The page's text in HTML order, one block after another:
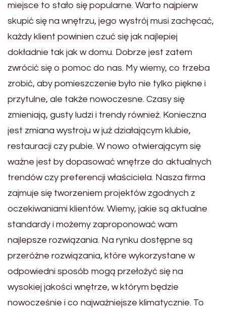
miejsce to stało się popularne. Warto najpierw
skupić się na wnętrzu, jego wystrój musi zachęcać,
każdy klient powinien czuć się jak najlepiej
dokładnie tak jak w domu. Dobrze jest zatem
zwrócić się o pomoc do nas. My wiemy, co trzeba
zrobić, aby pomieszczenie było nie tylko piękne i
przytulne, ale także nowoczesne. Czasy się
zmieniają, gusty ludzi i trendy również. Konieczna
jest zmiana wystroju w już działającym klubie,
restauracji czy pubie. W nowo otwierającym się
ważne jest by dopasować wnętrze do aktualnych
trendów czy preferencji właściciela. Nasza firma
zajmuje się tworzeniem projektów zgodnych z
oczekiwaniami klientów. Wiemy, jakie są aktualne
standardy i możemy zaproponować wam
najlepsze rozwiązania. Na rynku dostępne są
przeróżne rozwiązania, które wykorzystane w
odpowiedni sposób mogą przełożyć się na
wysokiej jakości wnętrze, w którym będzie
nowocześnie i co najważniejsze klimatycznie. To